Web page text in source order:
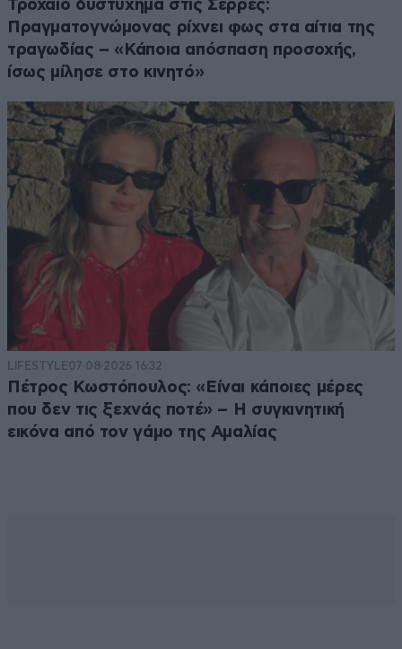
Τροχαίο δυστύχημα στις Σέρρες:
Πραγματογνώμονας ρίχνει φως στα αίτια της
τραγωδίας – «Κάποια απόσπαση προσοχής,
ίσως μίλησε στο κινητό»
LIFESTYLE07·08·2026 16:32
Πέτρος Κωστόπουλος: «Είναι κάποιες μέρες
που δεν τις ξεχνάς ποτέ» – Η συγκινητική
εικόνα από τον γάμο της Αμαλίας